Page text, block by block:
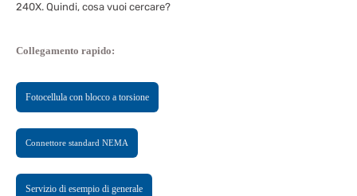
240X. Quindi, cosa vuoi cercare?
Collegamento rapido:
Fotocellula con blocco a torsione
Connettore standard NEMA
Servizio di esempio di generale